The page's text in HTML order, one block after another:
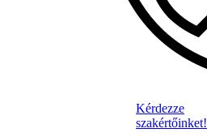
Kérdezze
szakértőinket!